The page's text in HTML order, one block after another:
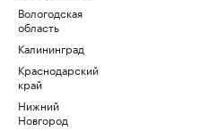
Вологодская
область
Калининград
Краснодарский
край
Нижний
Новгород